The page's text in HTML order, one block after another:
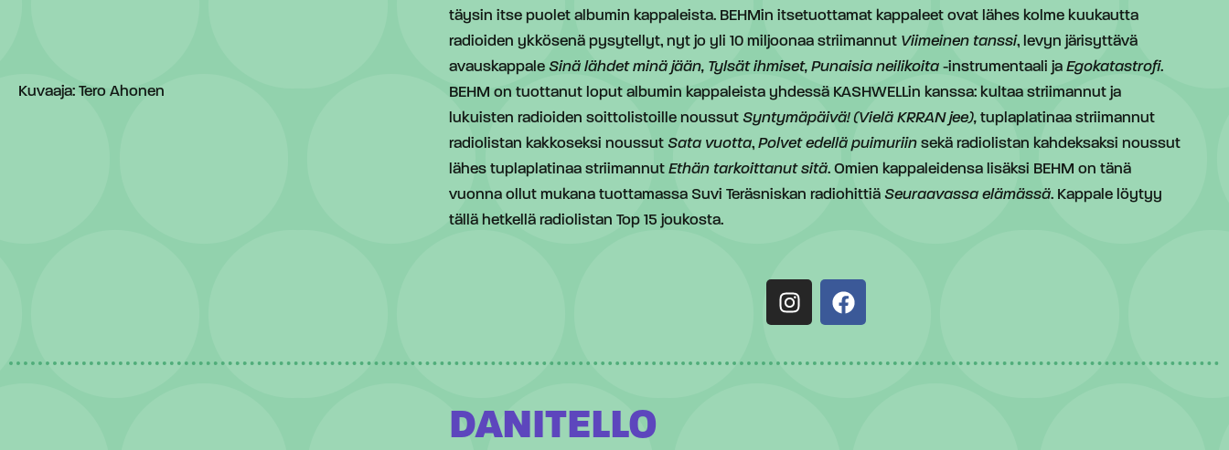
Kuvaaja: Tero Ahonen
täysin itse puolet albumin kappaleista. BEHMin itsetuottamat kappaleet ovat lähes kolme kuukautta
radioiden ykkösenä pysytellyt, nyt jo yli 10 miljoonaa striimannut Viimeinen tanssi, levyn järisyttävä
avauskappaleSinä lähdet minä jään, Tylsät ihmiset, Punaisia neilikoita -instrumentaali jaEgokatastrofi.
BEHM on tuottanut loput albumin kappaleista yhdessä KASHWELLin kanssa: kultaa striimannut ja
lukuisten radioiden soittolistoille noussutSyntymäpäivä! (Vielä KRRAN jee), tuplaplatinaa striimannut
radiolistan kakkoseksi noussutSata vuotta,Polvet edellä puimuriinsekä radiolistan kahdeksaksi noussut
lähes tuplaplatinaa striimannutEthän tarkoittanut sitä. Omien kappaleidensa lisäksi BEHM on tänä
vuonna ollut mukana tuottamassa Suvi Teräsniskan radiohittiäSeuraavassa elämässä. Kappale löytyy
tällä hetkellä radiolistan Top 15 joukosta.
DANITELLO